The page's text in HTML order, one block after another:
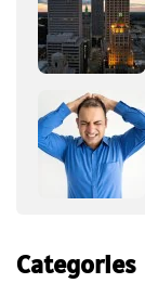
Categories